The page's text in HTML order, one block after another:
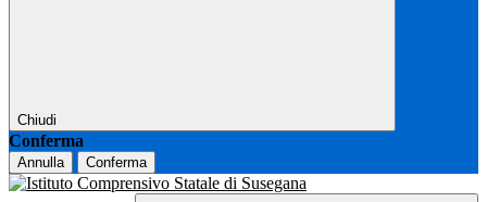
Chiudi
Conferma
Annulla Conferma